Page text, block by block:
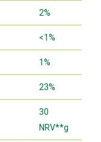
2%
<1%
1%
23%
30
NRV**g